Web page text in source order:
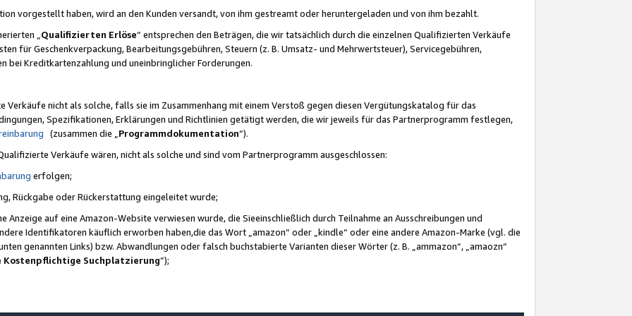
vorgestellt haben, wird an den Kunden versandt, von ihm gestreamt oder heruntergeladen und von ihm bezahlt.
„ Qualifizierten Erlöse“ entsprechen den Beträgen, die wir tatsächlich durch die einzelnen Qualifizierten Verkäufe
für Geschenkverpackung, Bearbeitungsgebühren, Steuern (z. B. Umsatz- und Mehrwertsteuer), Servicegebühren,
bei Kreditkartenzahlung und uneinbringlicher Forderungen.
nicht als solche, falls sie im Zusammenhang mit einem Verstoß gegen diesen Vergütungskatalog für das
Spezifikationen, Erklärungen und Richtlinien getätigt werden, die wir jeweils für das Partnerprogramm festlegen,
(zusammen die „ Programmdokumentation“).
Verkäufe wären, nicht als solche und sind vom Partnerprogramm ausgeschlossen:
erfolgen;
Rückgabe oder Rückerstattung eingeleitet wurde;
Anzeige auf eine Amazon-Website verwiesen wurde, die Sieeinschließlich durch Teilnahme an Ausschreibungen und
Identifikatoren käuflich erworben haben,die das Wort „amazon“ oder „kindle“ oder eine andere Amazon-Marke (vgl. die
genannten Links) bzw. Abwandlungen oder falsch buchstabierte Varianten dieser Wörter (z. B. „ammazon“, „amaozn“
Kostenpflichtige Suchplatzierung”);